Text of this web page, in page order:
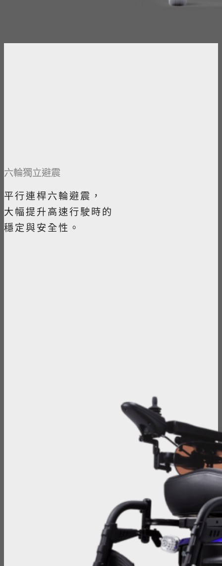
六輪獨立避震
平行連桿六輪避震，
大幅提升高速行駛時的
穩定與安全性。